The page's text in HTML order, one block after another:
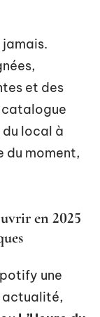
et des
catalogue
local à
du moment,
en 2025
une
actualité,